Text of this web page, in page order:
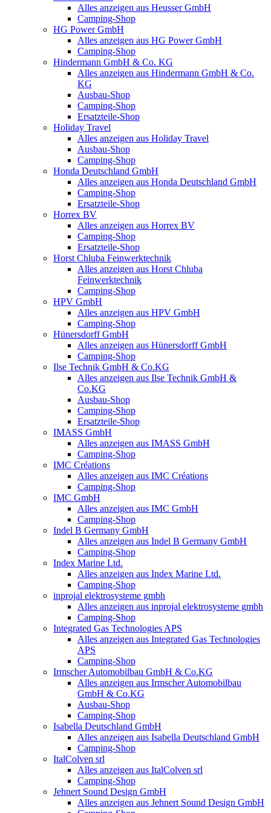
Alles anzeigen aus Heusser GmbH
Camping-Shop
HG Power GmbH
Alles anzeigen aus HG Power GmbH
Camping-Shop
Hindermann GmbH & Co. KG
Alles anzeigen aus Hindermann GmbH & Co.
KG
Ausbau-Shop
Camping-Shop
Ersatzteile-Shop
Holiday Travel
Alles anzeigen aus Holiday Travel
Ausbau-Shop
Camping-Shop
Honda Deutschland GmbH
Alles anzeigen aus Honda Deutschland GmbH
Camping-Shop
Ersatzteile-Shop
Horrex BV
Alles anzeigen aus Horrex BV
Camping-Shop
Ersatzteile-Shop
Horst Chluba Feinwerktechnik
Alles anzeigen aus Horst Chluba
Feinwerktechnik
Camping-Shop
HPV GmbH
Alles anzeigen aus HPV GmbH
Camping-Shop
Hünersdorff GmbH
Alles anzeigen aus Hünersdorff GmbH
Camping-Shop
Ilse Technik GmbH & Co.KG
Alles anzeigen aus Ilse Technik GmbH &
Co.KG
Ausbau-Shop
Camping-Shop
Ersatzteile-Shop
IMASS GmbH
Alles anzeigen aus IMASS GmbH
Camping-Shop
IMC Créations
Alles anzeigen aus IMC Créations
Camping-Shop
IMC GmbH
Alles anzeigen aus IMC GmbH
Camping-Shop
Indel B Germany GmbH
Alles anzeigen aus Indel B Germany GmbH
Camping-Shop
Index Marine Ltd.
Alles anzeigen aus Index Marine Ltd.
Camping-Shop
inprojal elektrosysteme gmbh
Alles anzeigen aus inprojal elektrosysteme gmbh
Camping-Shop
Integrated Gas Technologies APS
Alles anzeigen aus Integrated Gas Technologies
APS
Camping-Shop
Irmscher Automobilbau GmbH & Co.KG
Alles anzeigen aus Irmscher Automobilbau
GmbH & Co.KG
Ausbau-Shop
Camping-Shop
Isabella Deutschland GmbH
Alles anzeigen aus Isabella Deutschland GmbH
Camping-Shop
ItalColven srl
Alles anzeigen aus ItalColven srl
Camping-Shop
Jehnert Sound Design GmbH
Alles anzeigen aus Jehnert Sound Design GmbH